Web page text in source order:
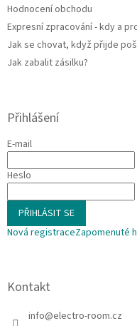
Hodnocení obchodu
Expresní zpracování - kdy a
Jak se chovat, když přijde
Jak zabalit zásilku?
Přihlášení
E-mail
Heslo
PŘIHLÁSIT SE
Nová registraceZapomenuté
Kontakt
info@electro-room.cz